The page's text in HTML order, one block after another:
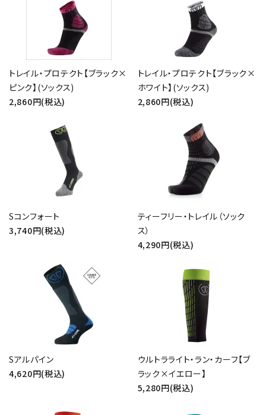
トレイル・プロテクト【ブラック×
ピンク】(ソックス)
2,860円(税込)
トレイル・プロテクト【ブラック×
ホワイト】(ソックス)
2,860円(税込)
Sコンフォート
3,740円(税込)
ティーフリー・トレイル（ソック
ス）
4,290円(税込)
Sアルパイン
4,620円(税込)
ウルトラライト・ラン・カーフ【ブ
ラック×イエロー】
5,280円(税込)
カテゴリー
検索する
close